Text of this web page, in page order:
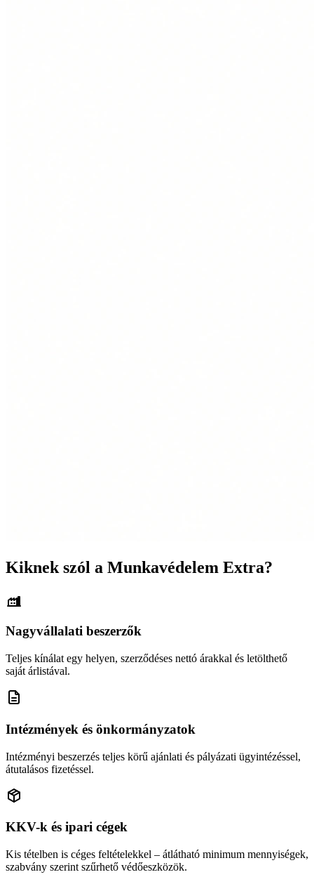
Kiknek szól a Munkavédelem Extra?
Nagyvállalati beszerzők
Teljes kínálat egy helyen, szerződéses nettó árakkal és letölthető
saját árlistával.
Intézmények és önkormányzatok
Intézményi beszerzés teljes körű ajánlati és pályázati ügyintézéssel,
átutalásos fizetéssel.
KKV-k és ipari cégek
Kis tételben is céges feltételekkel – átlátható minimum mennyiségek,
szabvány szerint szűrhető védőeszközök.